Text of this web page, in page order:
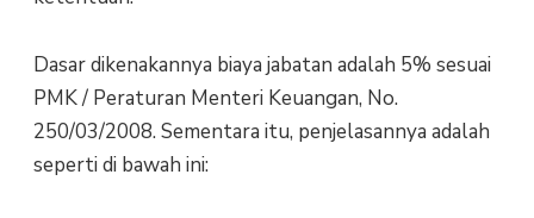
Dasar dikenakannya biaya jabatan adalah 5% sesuai
PMK / Peraturan Menteri Keuangan, No.
250/03/2008. Sementara itu, penjelasannya adalah
seperti di bawah ini: